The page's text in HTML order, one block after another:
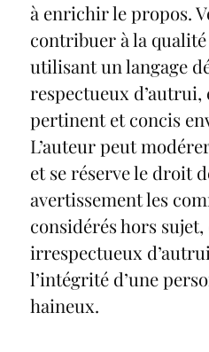
à enrichir le propos.
contribuer à la qualité
utilisant un langage
respectueux d’autrui,
pertinent et concis
L’auteur peut
et se réserve le droit
avertissement les
considérés hors
irrespectueux
l’intégrité d’une
haineux.